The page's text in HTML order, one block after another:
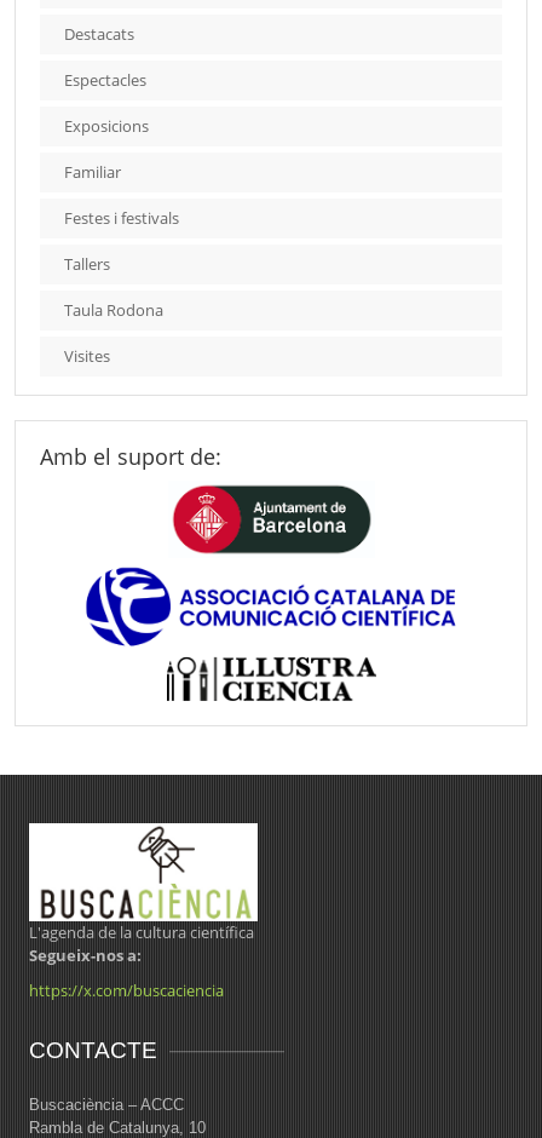
Destacats
Espectacles
Exposicions
Familiar
Festes i festivals
Tallers
Taula Rodona
Visites
Amb el suport de:
L'agenda de la cultura científica
Segueix-nos a:
https://x.com/buscaciencia
CONTACTE
Buscaciència – ACCC
Rambla de Catalunya, 10